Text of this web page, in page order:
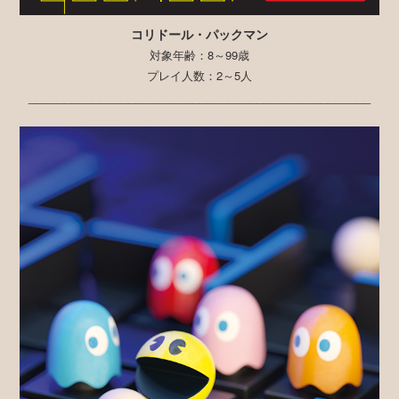
コリドール・パックマン
対象年齢：8～99歳
プレイ人数：2～5人